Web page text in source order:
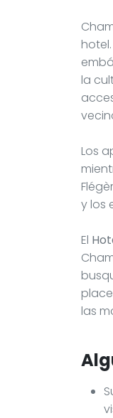
la
Los
y los
El
las